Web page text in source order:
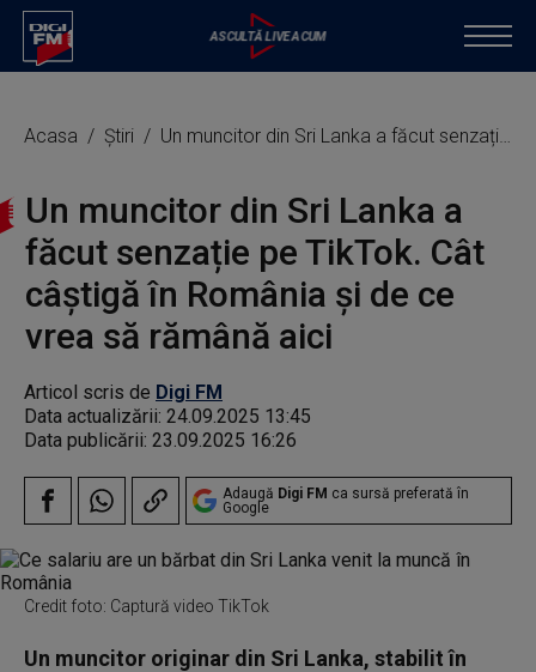
Acasa Știri Un muncitor din Sri Lanka a făcut senzație pe TikTok. Cât câștigă în România și de ce vrea să rămână aici
Un muncitor din Sri Lanka a
făcut senzație pe TikTok. Cât
câștigă în România și de ce
vrea să rămână aici
Articol scris de Digi FM
Data actualizării: 24.09.2025 13:45
Data publicării: 23.09.2025 16:26
Adaugă Digi FM ca sursă preferată în
Google
Credit foto: Captură video TikTok
Un muncitor originar din Sri Lanka, stabilit în